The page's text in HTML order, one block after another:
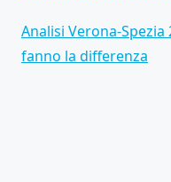
Analisi Verona-
fanno la differenza